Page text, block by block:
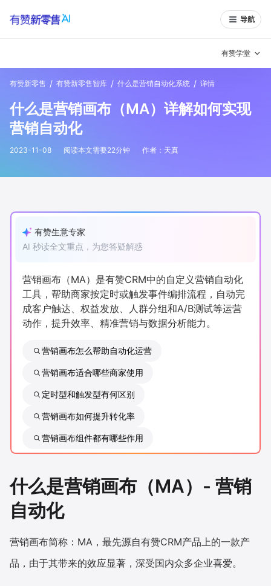
导航
有赞学堂
私域日历 增长方法
有赞说案例拆解 有赞专家说
有赞春季发布会
新零售私享会 门店经营增长公开课
AllValue 战略合作
智库 产品场景库
产品更新动态 帮助中心
品牌消费观 行业报告
新零售资讯
培训课程
私域课程 新零售内参
增长俱乐部
有赞新零售 / 有赞新零售智库 / 什么是营销自动化系统 / 详情
什么是营销画布（MA）详解如何实现
营销自动化
2023-11-08 阅读本文需要22分钟 作者： 天真
有赞生意专家
AI 秒读全文重点，为您答疑解惑
营销画布（MA）是有赞CRM中的自定义营销自动化
工具，帮助商家按定时或触发事件编排流程，自动完
成客户触达、权益发放、人群分组和A/B测试等运营
动作，提升效率、精准营销与数据分析能力。
营销画布怎么帮助自动化运营
营销画布适合哪些商家使用
定时型和触发型有何区别
营销画布如何提升转化率
营销画布组件都有哪些作用
什么是营销画布（MA）- 营销
自动化
营销画布简称：MA，最先源自有赞CRM产品上的一款产
品，由于其带来的效应显著，深受国内众多企业喜爱。